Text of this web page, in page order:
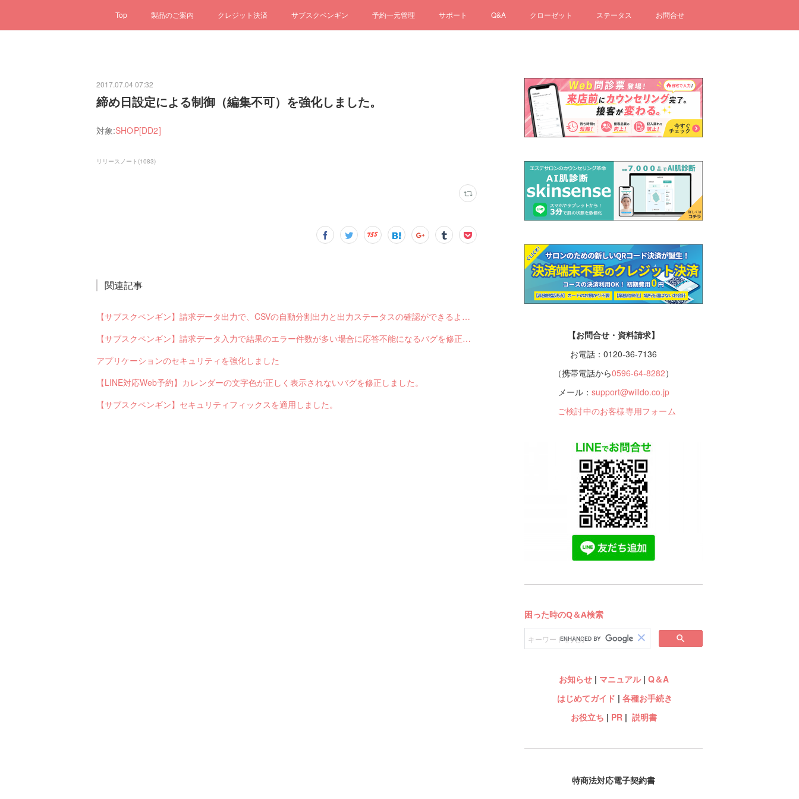
Top 製品のご案内 クレジット決済 サブスクペンギン 予約一元管理 サポート Q&A クローゼット ステータス お問合せ
2017.07.04 07:32
締め日設定による制御（編集不可）を強化しました。
対象:SHOP[DD2]
リリースノート (1083)
関連記事
【サブスクペンギン】請求データ出力で、CSVの自動分割出力と出力ステータスの確認ができるようになりました。
【サブスクペンギン】請求データ入力で結果のエラー件数が多い場合に応答不能になるバグを修正しました。
アプリケーションのセキュリティを強化しました
【LINE対応Web予約】カレンダーの文字色が正しく表示されないバグを修正しました。
【サブスクペンギン】セキュリティフィックスを適用しました。
【お問合せ・資料請求】
お電話：0120-36-7136
（携帯電話から0596-64-8282）
メール： support@willdo.co.jp
ご検討中のお客様専用フォーム
お知らせ| マニュアル| Q＆A
はじめてガイド | 各種お手続き
お役立ち | PR| 説明書
特商法対応電子契約書